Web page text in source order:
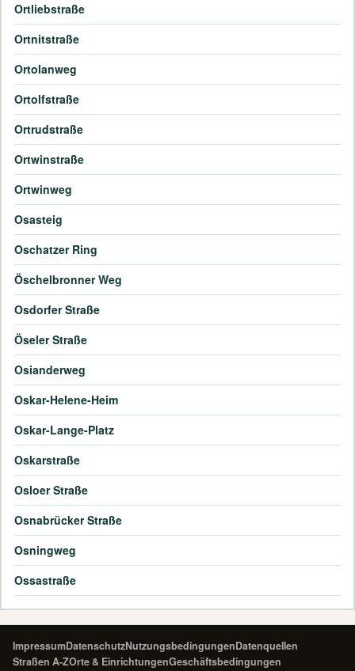
Ortliebstraße
Ortnitstraße
Ortolanweg
Ortolfstraße
Ortrudstraße
Ortwinstraße
Ortwinweg
Osasteig
Oschatzer Ring
Öschelbronner Weg
Osdorfer Straße
Öseler Straße
Osianderweg
Oskar-Helene-Heim
Oskar-Lange-Platz
Oskarstraße
Osloer Straße
Osnabrücker Straße
Osningweg
Ossastraße
ImpressumDatenschutzNutzungsbedingungenDatenquellen
Straßen A-ZOrte & EinrichtungenGeschäftsbedingungen